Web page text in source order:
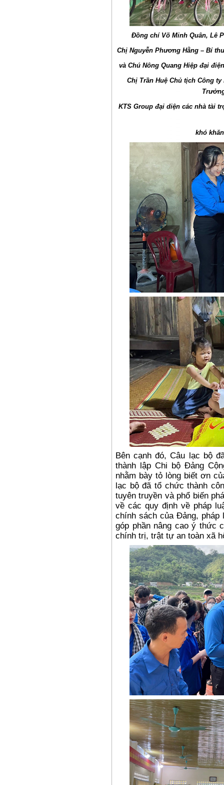
Đồng chí Võ Minh Quân, Lê
Chị Nguyễn Phương Hằng – Bí
và Chú Nông Quang Hiệp đại
Chị Trần Huệ Chủ tịch Công
KTS Group đại diện các nhà tài
khó
Bên cạnh đó, Câu lạc bộ
thành lập Chi bộ Đảng
nhằm bày tỏ lòng biết ơn
lạc bộ đã tổ chức thành
tuyên truyền và phổ biến
về các quy định về pháp
chính sách của Đảng,
góp phần nâng cao ý thức
chính trị, trật tự an toàn xã